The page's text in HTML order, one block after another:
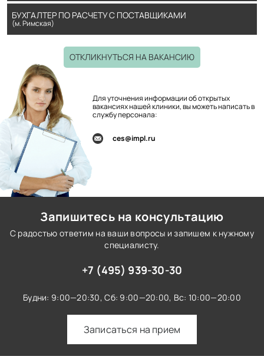
БУХГАЛТЕР ПО РАСЧЕТУ С ПОСТАВЩИКАМИ
(м. Римская)
ОТКЛИКНУТЬСЯ НА ВАКАНСИЮ
Для уточнения информации об открытых
вакансиях нашей клиники, вы можеть написать в
службу персонала:
ces@impl.ru
Запишитесь на консультацию
С радостью ответим на ваши вопросы и запишем к нужному
специалисту.
+7 (495) 939-30-30
Будни: 9:00—20:30, Сб: 9:00—20:00, Вс: 10:00—20:00
Записаться на прием